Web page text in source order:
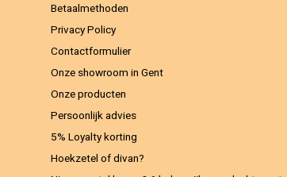
Betaalmethoden
Privacy Policy
Contactformulier
Onze showroom in Gent
Onze producten
Persoonlijk advies
5% Loyalty korting
Hoekzetel of divan?